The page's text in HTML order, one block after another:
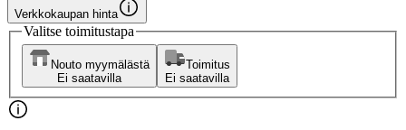
Verkkokaupan hinta
Valitse toimitustapa
Nouto myymälästä
Ei saatavilla
Toimitus
Ei saatavilla